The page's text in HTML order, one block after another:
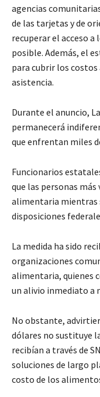
agencias
de las tarjetas y de
recuperar el acceso a
posible. Además, el
para cubrir los
asistencia.
Durante el anuncio,
permanecerá
que enfrentan miles
Funcionarios
que las personas
alimentaria mientras
disposiciones
La medida ha sido
organizaciones
alimentaria, quienes
un alivio inmediato a
No obstante,
dólares no sustituye
recibían a través de
soluciones de largo
costo de los